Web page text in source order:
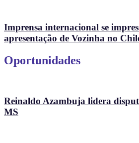
Imprensa internacional se
apresentação de Vozinha no
Oportunidades
Reinaldo Azambuja lidera
MS